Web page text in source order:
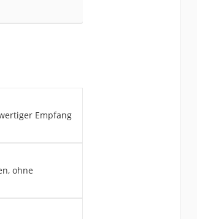
Empfang
ohne